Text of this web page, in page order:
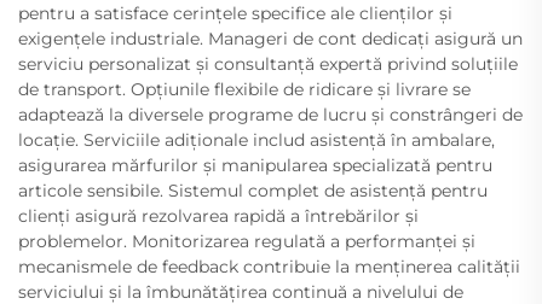
pentru a satisface cerințele specifice ale clienților și
exigențele industriale. Manageri de cont dedicați asigură un
serviciu personalizat și consultanță expertă privind soluțiile
de transport. Opțiunile flexibile de ridicare și livrare se
adaptează la diversele programe de lucru și constrângeri de
locație. Serviciile adiționale includ asistență în ambalare,
asigurarea mărfurilor și manipularea specializată pentru
articole sensibile. Sistemul complet de asistență pentru
clienți asigură rezolvarea rapidă a întrebărilor și
problemelor. Monitorizarea regulată a performanței și
mecanismele de feedback contribuie la menținerea calității
serviciului și la îmbunătățirea continuă a nivelului de